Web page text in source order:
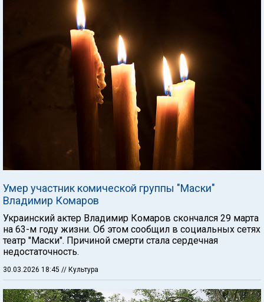
Умер участник комической группы "Маски"
Владимир Комаров
Украинский актер Владимир Комаров скончался 29 марта
на 63-м году жизни. Об этом сообщил в социальных сетях
театр "Маски". Причиной смерти стала сердечная
недостаточность.
30.03.2026 18:45 // Культура